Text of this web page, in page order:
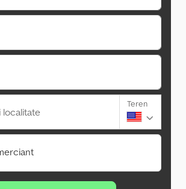
localitate
Teren